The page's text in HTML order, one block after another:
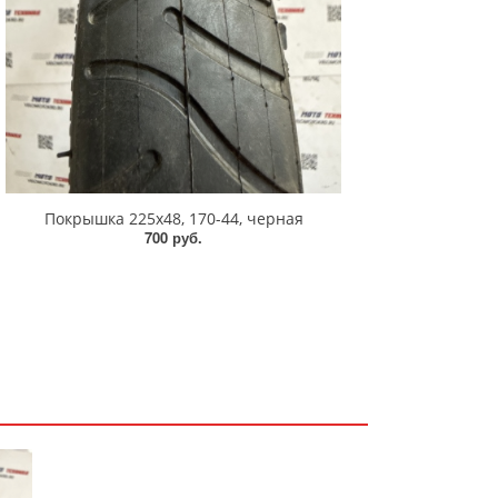
Покрышка 225x48, 170-44, черная
700 руб.